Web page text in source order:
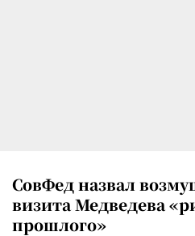
СовФед назвал
визита Медведева
прошлого»